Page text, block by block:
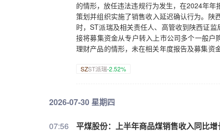
的情形，放任违法违规行为发生，在2024年
策划并组织实施了销售收入延迟确认行为。
时，ST派瑞及相关责任人、高管收到陕西证
接将募集资金从专户转入上市公司多个一般
理财产品的情形，未在相关年度报告及募集资
SZST派瑞-2.52%
2026-07-30 星期四
07:56 平煤股份：上半年商品煤销售收入同比